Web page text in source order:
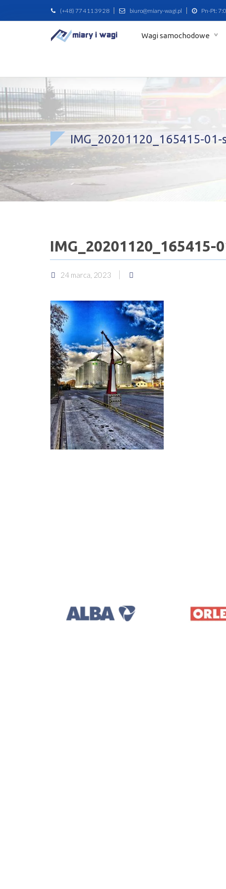
(+48) 77 411 39 28 biuro@miary-wagi.pl Pn-Pt:
Wagi samochodowe
IMG_20201120_165415-01-
IMG_20201120_165415-
24 marca, 2023